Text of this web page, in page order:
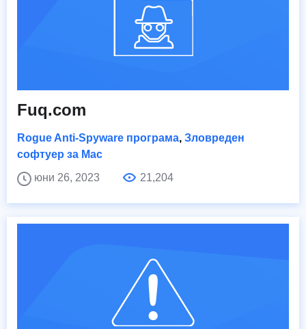
Fuq.com
Rogue Anti-Spyware програма, Зловреден
софтуер за Mac
юни 26, 2023
21,204